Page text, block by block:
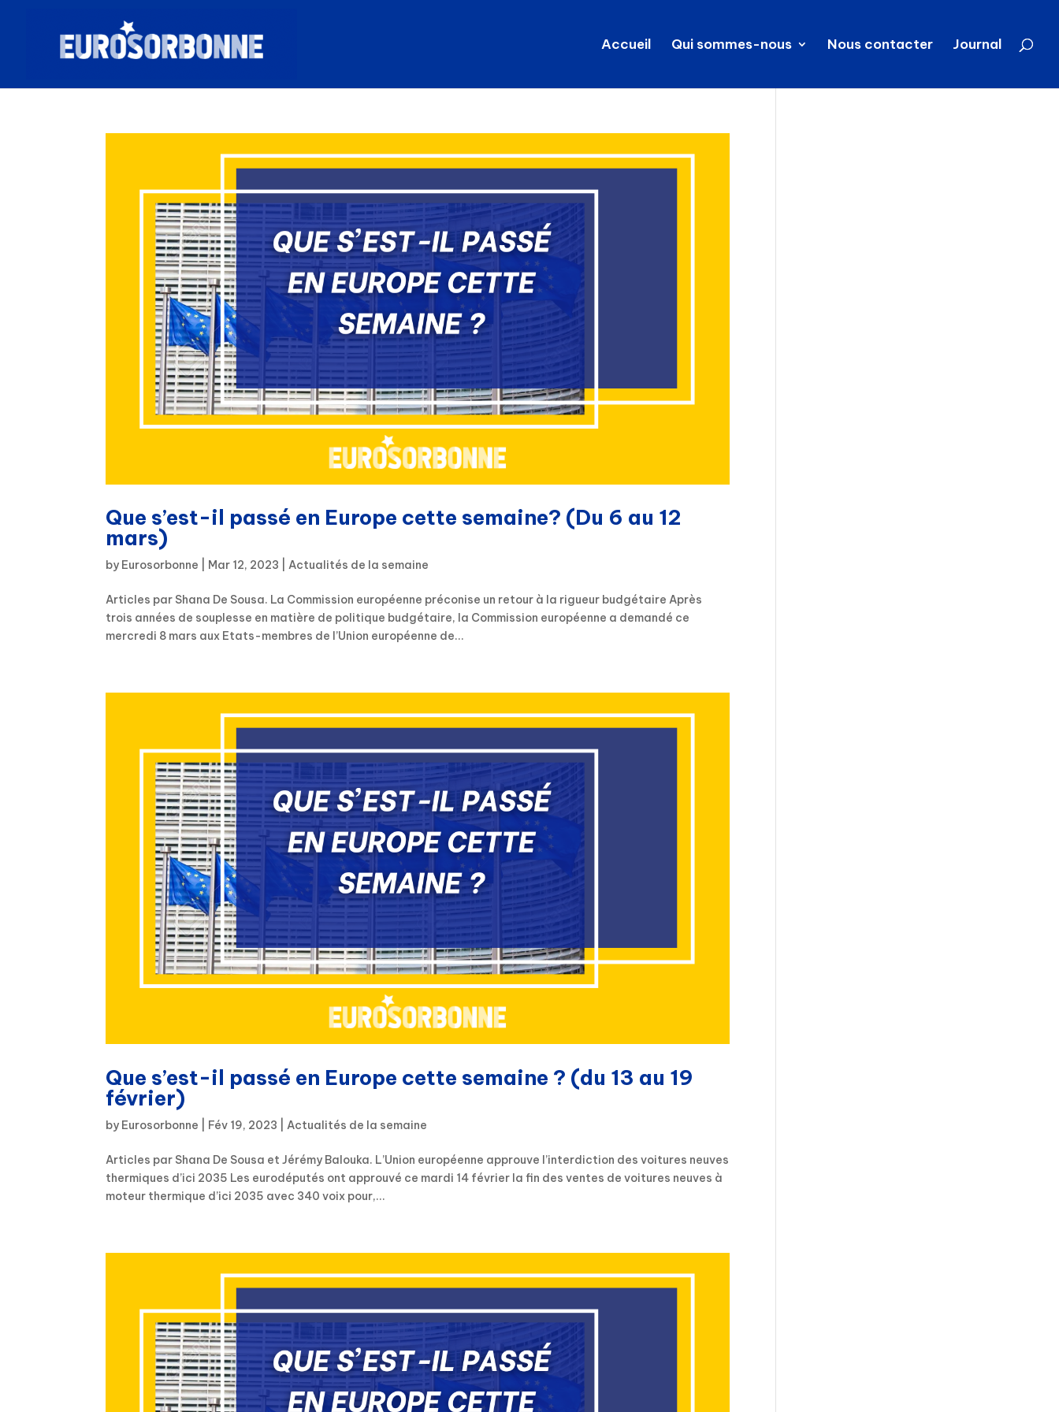
Accueil Qui sommes-nous Nous contacter Journal
Que s’est-il passé en Europe cette semaine? (Du 6 au 12
mars)
by Eurosorbonne Mar 12, 2023 |Actualités de la semaine
Articles par Shana De Sousa. La Commission européenne préconise un retour à la rigueur budgétaire Après
trois années de souplesse en matière de politique budgétaire, la Commission européenne a demandé ce
mercredi 8 mars aux Etats-membres de l’Union européenne de...
Que s’est-il passé en Europe cette semaine ? (du 13 au 19
février)
by Eurosorbonne Fév 19, 2023 Actualités de la semaine
Articles par Shana De Sousa et Jérémy Balouka. L’Union européenne approuve l’interdiction des voitures neuves
thermiques d’ici 2035 Les eurodéputés ont approuvé ce mardi 14 février la fin des ventes de voitures neuves à
moteur thermique d’ici 2035 avec 340 voix pour,...